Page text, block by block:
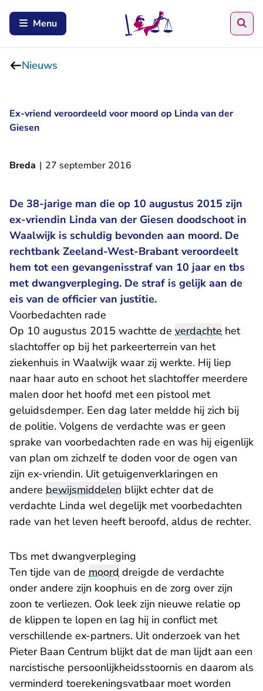
Menu
Nieuws
Ex-vriend veroordeeld voor moord op Linda van der
Giesen
Breda | 27 september 2016
De 38-jarige man die op 10 augustus 2015 zijn
ex-vriendin Linda van der Giesen doodschoot in
Waalwijk is schuldig bevonden aan moord. De
rechtbank Zeeland-West-Brabant veroordeelt
hem tot een gevangenisstraf van 10 jaar en tbs
met dwangverpleging. De straf is gelijk aan de
eis van de officier van justitie.
Voorbedachten rade
Op 10 augustus 2015 wachtte de verdachte het
slachtoffer op bij het parkeerterrein van het
ziekenhuis in Waalwijk waar zij werkte. Hij liep
naar haar auto en schoot het slachtoffer meerdere
malen door het hoofd met een pistool met
geluidsdemper. Een dag later meldde hij zich bij
de politie. Volgens de verdachte was er geen
sprake van voorbedachten rade en was hij eigenlijk
van plan om zichzelf te doden voor de ogen van
zijn ex-vriendin. Uit getuigenverklaringen en
andere bewijsmiddelen blijkt echter dat de
verdachte Linda wel degelijk met voorbedachten
rade van het leven heeft beroofd, aldus de rechter.
Tbs met dwangverpleging
Ten tijde van de moord dreigde de verdachte
onder andere zijn koophuis en de zorg over zijn
zoon te verliezen. Ook leek zijn nieuwe relatie op
de klippen te lopen en lag hij in conflict met
verschillende ex-partners. Uit onderzoek van het
Pieter Baan Centrum blijkt dat de man lijdt aan een
narcistische persoonlijkheidsstoornis en daarom als
verminderd toerekeningsvatbaar moet worden